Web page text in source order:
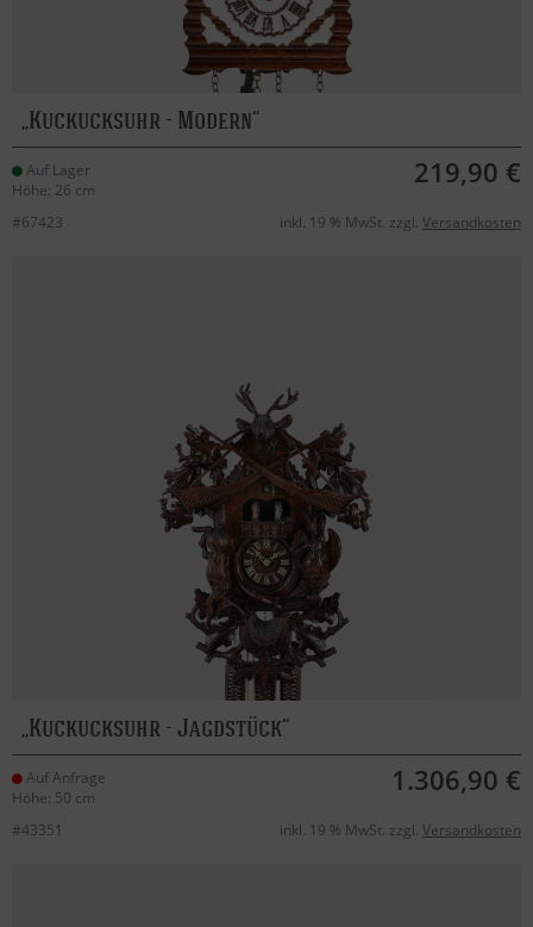
Kuckucksuhr - Modern
Auf Lager
Höhe: 26 cm
219,90 €
#67423 inkl. 19 % MwSt. zzgl. Versandkosten
Kuckucksuhr - Jagdstück
Auf Anfrage
Höhe: 50 cm
1.306,90 €
#43351 inkl. 19 % MwSt. zzgl. Versandkosten